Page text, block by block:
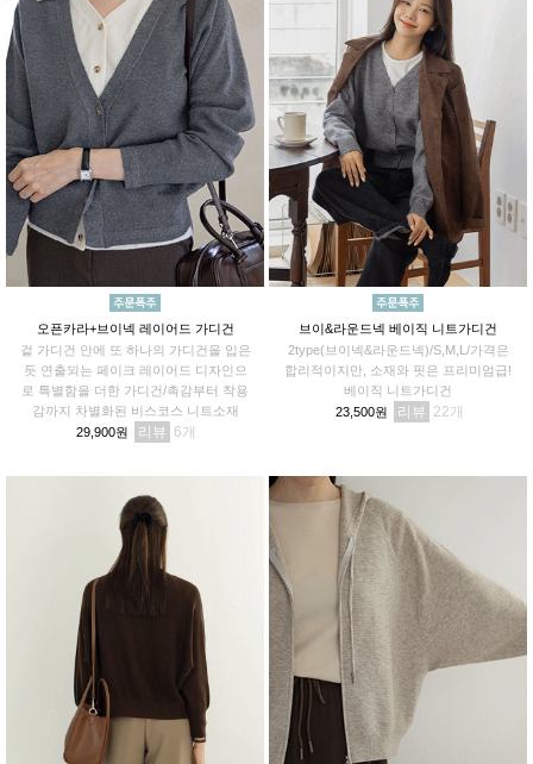
오픈카라+브이넥 레이어드 가디건
겉 가디건 안에 또 하나의 가디건을 입은
듯 연출되는 페이크 레이어드 디자인으
로 특별함을 더한 가디건/촉감부터 착용
감까지 차별화된 비스코스 니트소재
29,900원
리뷰 6
브이&라운드넥 베이직 니트가디건
2type(브이넥&라운드넥)/S,M,L/가격은
합리적이지만, 소재와 핏은 프리미엄급!
베이직 니트가디건
23,500원
리뷰 22